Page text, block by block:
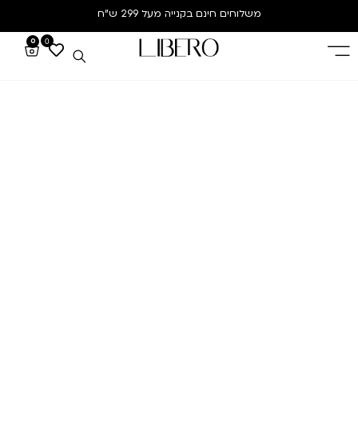
משלוחים חינם בקנייה מעל 299 ש”ח
0
0